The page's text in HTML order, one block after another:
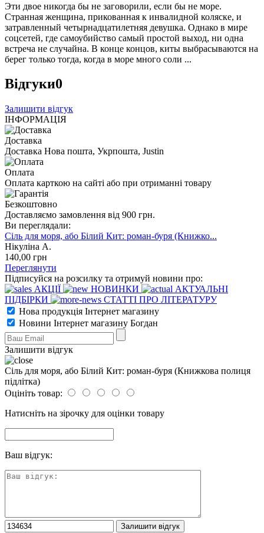
Эти двое никогда бы не заговорили, если бы не море.
Странная женщина, прикованная к инвалидной коляске, и
затравленный четырнадцатилетняя девушка. Однако в мире
соцсетей, где самоубийство самый простой выход, ни одна
встреча не случайна. В конце концов, киты выбрасываются на
берег только тогда, когда в море много соли ...
Відгуки0
Залишити відгук
ІНФОРМАЦІЯ
Доставка
Доставка Нова пошта, Укрпошта, Justin
Оплата
Оплата карткою на сайті або при отриманні товару
Безкоштовно
Доставляємо замовлення від 900 грн.
Ви переглядали:
Сіль для моря, або Білий Кит: роман-буря (Книжко...
Нікуліна А.
140,00 грн
Переглянути
Підписуйся на розсилку та отримуй новини про:
АКЦІЇ
НОВИНКИ
АКТУАЛЬНІ
ПІДБІРКИ
СТАТТІ ПРО ЛІТЕРАТУРУ
Нова продукція Інтернет магазину
Новини Інтернет магазину Богдан
Залишити відгук
Сіль для моря, або Білий Кит: роман-буря (Книжкова полиця
підлітка)
Оцініть товар:
Натисніть на зірочку для оцінки товару
Ваш відгук: